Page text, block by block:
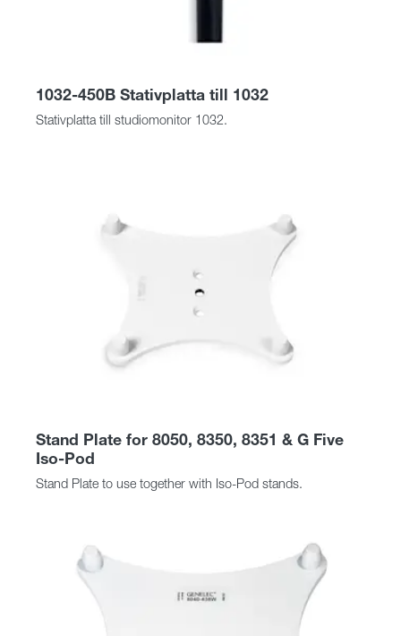
1032-450B Stativplatta till 1032
Stativplatta till studiomonitor 1032.
Stand Plate for 8050, 8350, 8351 & G Five
Iso-Pod
Stand Plate to use together with Iso-Pod stands.